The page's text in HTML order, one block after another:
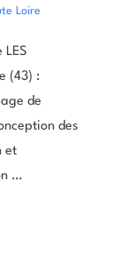
Loire
(43) :
de
des
et
…